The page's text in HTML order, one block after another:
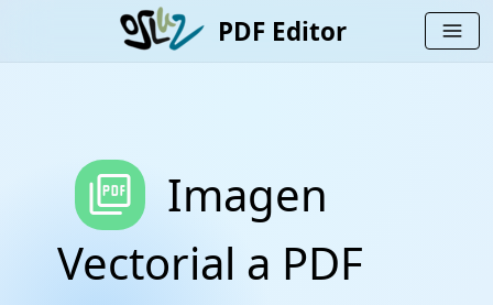
PDF Editor menu
picture_as_pdf
Imagen
Vectorial a PDF